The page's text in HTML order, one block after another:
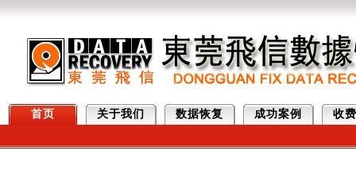
首页 关于我们 数据恢复 成功案例 收